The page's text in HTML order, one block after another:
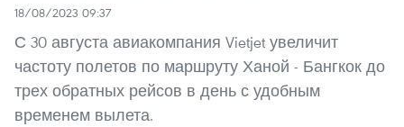
18/08/2023 09:37
С 30 августа авиакомпания Vietjet увеличит
частоту полетов по маршруту Ханой - Бангкок до
трех обратных рейсов в день с удобным
временем вылета.